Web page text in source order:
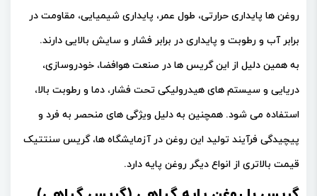
روغن ها پایداری حرارتی، طول عمر، پایداری شیمیایی، مقاومت در
برابر آب و رطوبت و پایداری در برابر فشار و سایش بالایی دارند.
به همین دلیل از این گریس ها در صنعت هوافضا، خودروسازی،
دریایی و سیستم های هیدرولیکی تحت فشار، دما و رطوبت بالا،
استفاده می شود. همچنین به دلیل ویژگی های منحصر به فرد و
پیچیدگی فرآیند تولید این روغن در آزمایشگاه ها، گریس سنتتیک
قیمت بالاتری از انواع دیگر روغن پایه دارد.